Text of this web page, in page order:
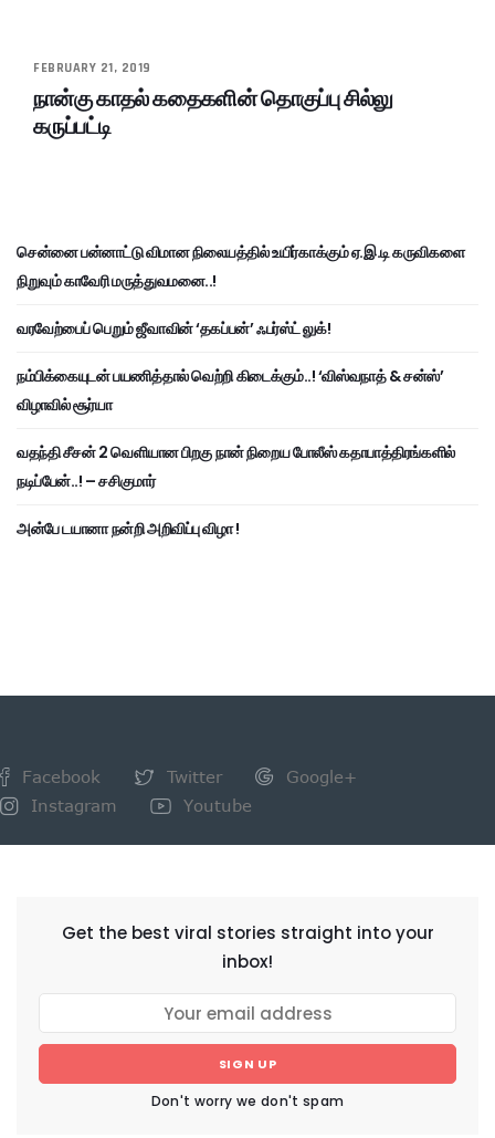
FEBRUARY 21, 2019
நான்கு காதல் கதைகளின் தொகுப்பு சில்லு
கருப்பட்டி
சென்னை பன்னாட்டு விமான நிலையத்தில் உயிர்காக்கும் ஏ.இ.டி கருவிகளை
நிறுவும் காவேரி மருத்துவமனை..!
வரவேற்பைப் பெறும் ஜீவாவின் ‘தகப்பன்’ ஃபர்ஸ்ட் லுக்!
நம்பிக்கையுடன் பயணித்தால் வெற்றி கிடைக்கும்..! ‘விஸ்வநாத் & சன்ஸ்’
விழாவில் சூர்யா
வதந்தி சீசன் 2 வெளியான பிறகு நான் நிறைய போலீஸ் கதாபாத்திரங்களில்
நடிப்பேன்..! – சசிகுமார்
அன்பே டயானா நன்றி அறிவிப்பு விழா !
Facebook Twitter
Google+
Instagram
Youtube
Get the best viral stories straight into your
inbox!
SIGN UP
Don't worry we don't spam